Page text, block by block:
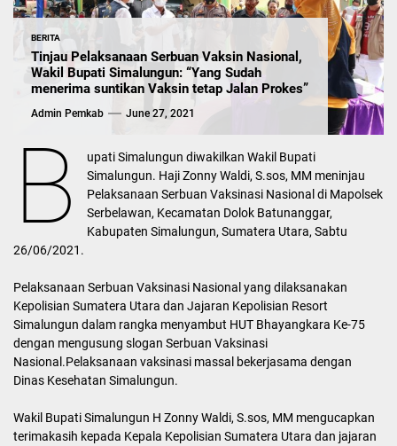
BERITA
Tinjau Pelaksanaan Serbuan Vaksin Nasional,
Wakil Bupati Simalungun: “Yang Sudah
menerima suntikan Vaksin tetap Jalan Prokes”
Admin Pemkab June 27, 2021
B
upati Simalungun diwakilkan Wakil Bupati
Simalungun. Haji Zonny Waldi, S.sos, MM meninjau
Pelaksanaan Serbuan Vaksinasi Nasional di Mapolsek
Serbelawan, Kecamatan Dolok Batunanggar,
Kabupaten Simalungun, Sumatera Utara, Sabtu
26/06/2021.
Pelaksanaan Serbuan Vaksinasi Nasional yang dilaksanakan
Kepolisian Sumatera Utara dan Jajaran Kepolisian Resort
Simalungun dalam rangka menyambut HUT Bhayangkara Ke-75
dengan mengusung slogan Serbuan Vaksinasi
Nasional.Pelaksanaan vaksinasi massal bekerjasama dengan
Dinas Kesehatan Simalungun.
Wakil Bupati Simalungun H Zonny Waldi, S.sos, MM mengucapkan
terimakasih kepada Kepala Kepolisian Sumatera Utara dan jajaran